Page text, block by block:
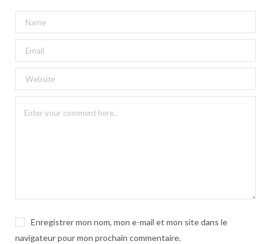
Enregistrer mon nom, mon e-mail et mon site dans le
navigateur pour mon prochain commentaire.